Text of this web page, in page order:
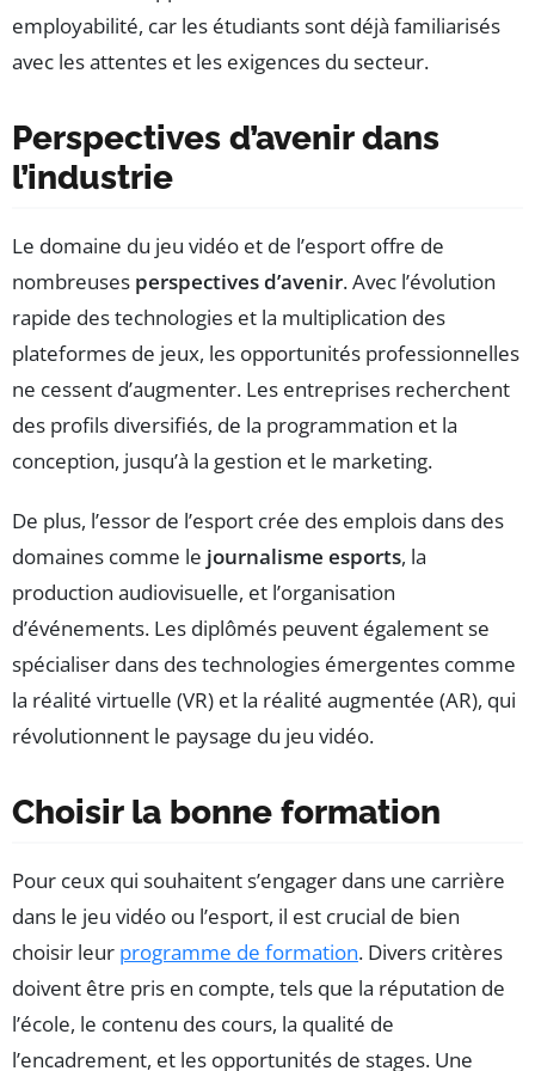
employabilité, car les étudiants sont déjà familiarisés
avec les attentes et les exigences du secteur.
Perspectives d’avenir dans
l’industrie
Le domaine du jeu vidéo et de l’esport offre de
nombreuses perspectives d’avenir. Avec l’évolution
rapide des technologies et la multiplication des
plateformes de jeux, les opportunités professionnelles
ne cessent d’augmenter. Les entreprises recherchent
des profils diversifiés, de la programmation et la
conception, jusqu’à la gestion et le marketing.
De plus, l’essor de l’esport crée des emplois dans des
domaines comme le journalisme esports, la
production audiovisuelle, et l’organisation
d’événements. Les diplômés peuvent également se
spécialiser dans des technologies émergentes comme
la réalité virtuelle (VR) et la réalité augmentée (AR), qui
révolutionnent le paysage du jeu vidéo.
Choisir la bonne formation
Pour ceux qui souhaitent s’engager dans une carrière
dans le jeu vidéo ou l’esport, il est crucial de bien
choisir leur programme de formation. Divers critères
doivent être pris en compte, tels que la réputation de
l’école, le contenu des cours, la qualité de
l’encadrement, et les opportunités de stages. Une